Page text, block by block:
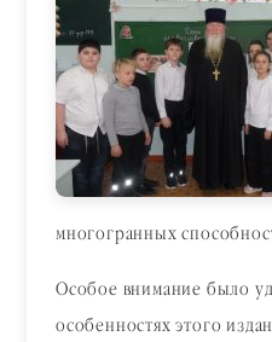
многогранных
Особое внимание было
особенностях этого